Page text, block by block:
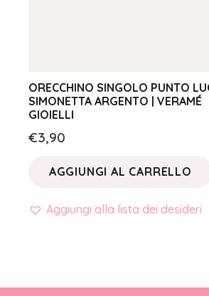
ORECCHINO SINGOLO PUNTO
SIMONETTA ARGENTO | VERAMÉ
GIOIELLI
€3,90
AGGIUNGI AL CARRELLO
Aggiungi alla lista dei desideri